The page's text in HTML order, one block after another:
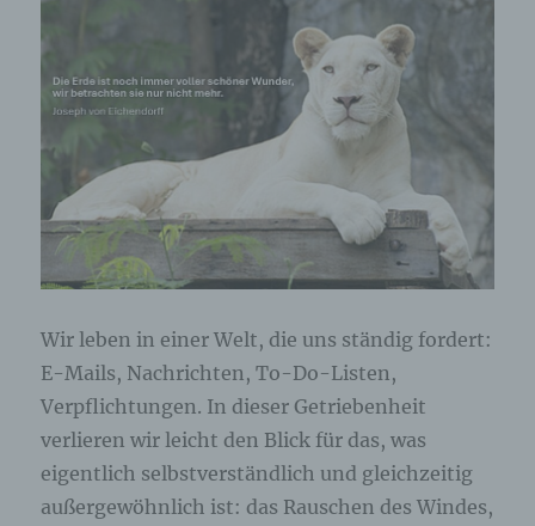
Wir leben in einer Welt, die uns ständig fordert:
E-Mails, Nachrichten, To-Do-Listen,
Verpflichtungen. In dieser Getriebenheit
verlieren wir leicht den Blick für das, was
eigentlich selbstverständlich und gleichzeitig
außergewöhnlich ist: das Rauschen des Windes,